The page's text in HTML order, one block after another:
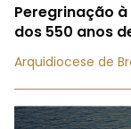
Peregrinação
dos 550 anos
Arquidiocese de